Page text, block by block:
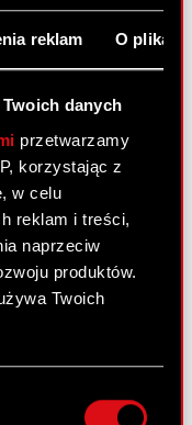
reklam O
danych
przetwarzamy
korzystając z
w celu
reklam i treści,
naprzeciw
produktów.
Twoich
Twojej
w…Czytaj
Walne
Art. 56
bieżące
dalej